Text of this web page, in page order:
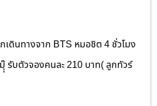
เดินทางจาก BTS หมอชิต 4 ชั่วโมง
รับตัวจองคนละ 210 บาท( ลูกทัวร์